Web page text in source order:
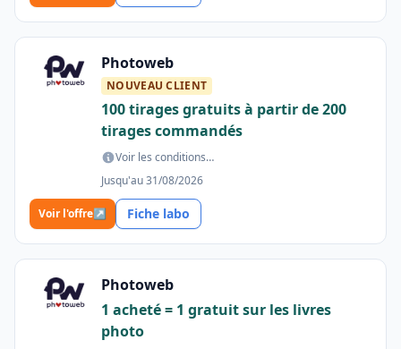
Photoweb
NOUVEAU CLIENT
100 tirages gratuits à partir de 200
tirages commandés
Voir les conditions…
Jusqu'au 31/08/2026
Voir l'offre↗ Fiche labo
Photoweb
1 acheté = 1 gratuit sur les livres
photo